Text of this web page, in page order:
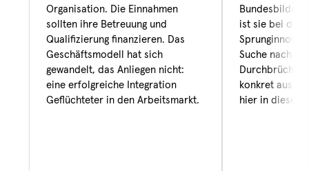
Organisation. Die Einnahmen
sollten ihre Betreuung und
Qualifizierung finanzieren. Das
Geschäftsmodell hat sich
gewandelt, das Anliegen nicht:
eine erfolgreiche Integration
Geflüchteter in den Arbeitsmarkt.
ist sie bei der
Suche nach
konkret
hier in diesem